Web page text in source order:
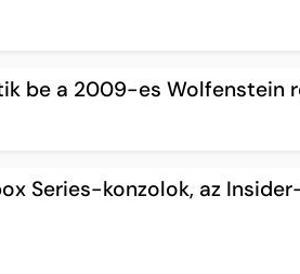
be a 2009-es Wolfenstein
Series-konzolok, az